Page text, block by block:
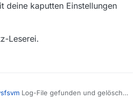
deine kaputten Einstellungen
Leserei.
Log-File gefunden und gelöscht.